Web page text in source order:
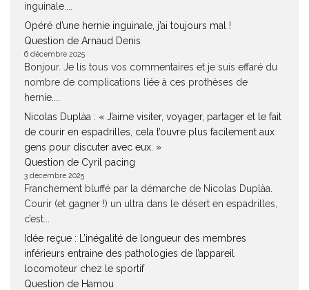
inguinale....
Opéré d’une hernie inguinale, j’ai toujours mal !
Question de Arnaud Denis
6 décembre 2025
Bonjour. Je lis tous vos commentaires et je suis effaré du
nombre de complications liée à ces prothèses de
hernie....
Nicolas Duplàa : « J’aime visiter, voyager, partager et le fait
de courir en espadrilles, cela t’ouvre plus facilement aux
gens pour discuter avec eux. »
Question de Cyril pacing
3 décembre 2025
Franchement bluffé par la démarche de Nicolas Duplàa.
Courir (et gagner !) un ultra dans le désert en espadrilles,
c’est...
Idée reçue : L’inégalité de longueur des membres
inférieurs entraine des pathologies de l’appareil
locomoteur chez le sportif
Question de Hamou